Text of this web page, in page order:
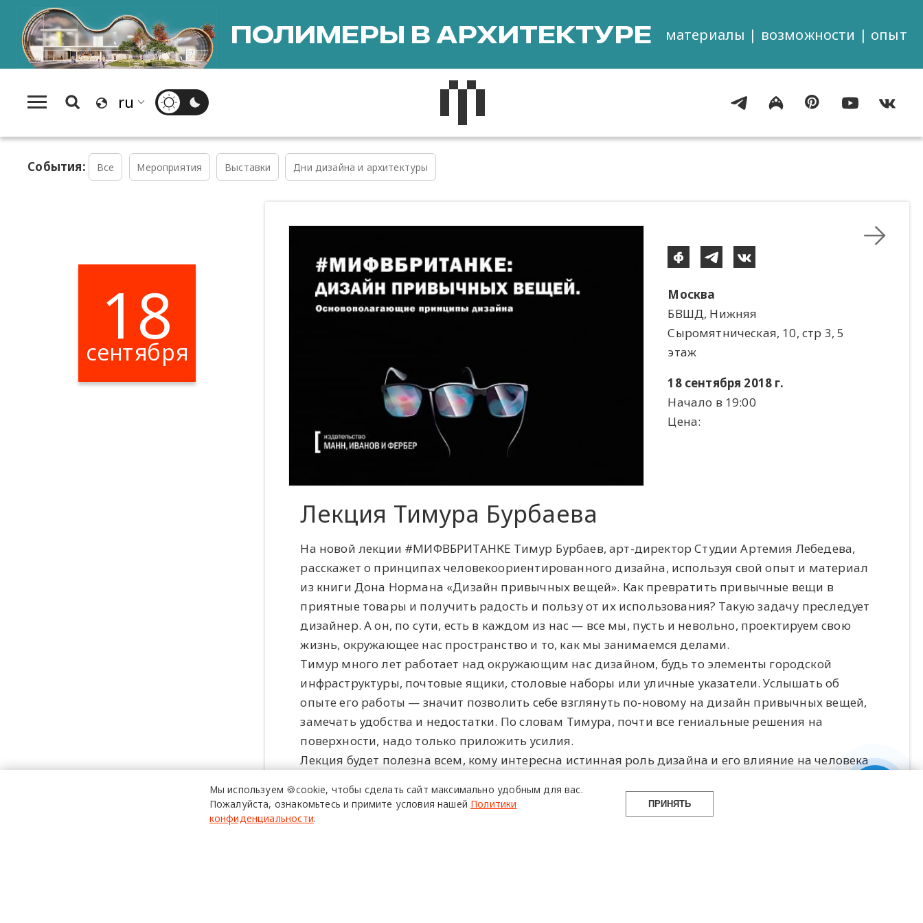
ПОЛИМЕРЫ В АРХИТЕКТУРЕ материалы | возможности | опыт
События: Все Мероприятия Выставки Дни дизайна и архитектуры
18
сентября
Москва
БВШД, Нижняя
Сыромятническая, 10, стр 3, 5
этаж
18 сентября 2018 г.
Начало в 19:00
Цена:
Лекция Тимура Бурбаева
На новой лекции #МИФВБРИТАНКЕ Тимур Бурбаев, арт-директор Студии Артемия Лебедева,
расскажет о принципах человекоориентированного дизайна, используя свой опыт и материал
из книги Дона Нормана «Дизайн привычных вещей». Как превратить привычные вещи в
приятные товары и получить радость и пользу от их использования? Такую задачу преследует
дизайнер. А он, по сути, есть в каждом из нас — все мы, пусть и невольно, проектируем свою
жизнь, окружающее нас пространство и то, как мы занимаемся делами.
Тимур много лет работает над окружающим нас дизайном, будь то элементы городской
инфраструктуры, почтовые ящики, столовые наборы или уличные указатели. Услышать об
опыте его работы — значит позволить себе взглянуть по-новому на дизайн привычных вещей,
замечать удобства и недостатки. По словам Тимура, почти все гениальные решения на
поверхности, надо только приложить усилия.
Лекция будет полезна всем, кому интересна истинная роль дизайна и его влияние на человека
Мы используем 🍪cookie, чтобы сделать сайт максимально удобным для вас.
Пожалуйста, ознакомьтесь и примите условия нашей Политики
конфиденциальности.
ПРИНЯТЬ